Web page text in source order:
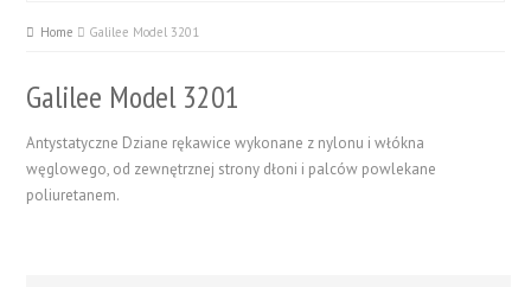
Home Galilee Model 3201
Galilee Model 3201
Antystatyczne Dziane rękawice wykonane z nylonu i włókna
węglowego, od zewnętrznej strony dłoni i palców powlekane
poliuretanem.